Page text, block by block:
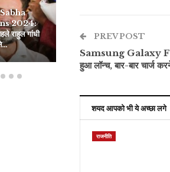
PREV POST
Samsung Galaxy
हुआ लॉन्च, बार-बार चार्ज
शयद आपको भी ये अच्छा लगे
राजनीति
2024:
राहुल गांधी
धारचूला से आदि कैलाश की पूरी